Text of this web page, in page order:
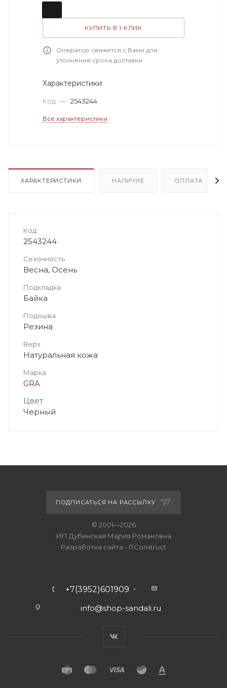
КУПИТЬ В 1 КЛИК
Оператор свяжется с Вами для
уточнения срока доставки.
Характеристики
Код — 2543244
Все характеристики
ХАРАКТЕРИСТИКИ НАЛИЧИЕ ОПЛАТА
Код
2543244
Сезонность
Весна, Осень
Подкладка
Байка
Подошва
Резина
Верх
Натуральная кожа
Марка
GRA
Цвет
Черный
ПОДПИСАТЬСЯ НА РАССЫЛКУ
© 2001—2026
ИП Дубинская Мария Романовна
Разработка сайта - ITConstruct
+7(3952)601909
info@shop-sandali.ru